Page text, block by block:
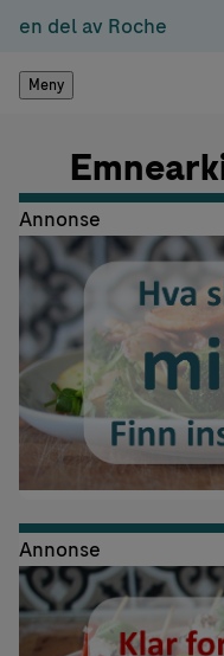
en del av Roche
Meny
Annonse
Annonse